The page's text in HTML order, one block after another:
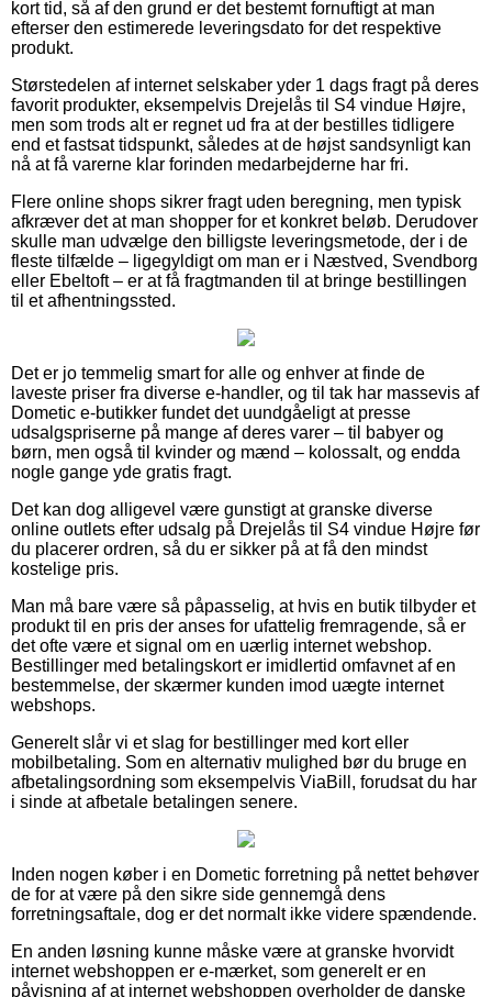
kort tid, så af den grund er det bestemt fornuftigt at man
efterser den estimerede leveringsdato for det respektive
produkt.
Størstedelen af internet selskaber yder 1 dags fragt på deres
favorit produkter, eksempelvis Drejelås til S4 vindue Højre,
men som trods alt er regnet ud fra at der bestilles tidligere
end et fastsat tidspunkt, således at de højst sandsynligt kan
nå at få varerne klar forinden medarbejderne har fri.
Flere online shops sikrer fragt uden beregning, men typisk
afkræver det at man shopper for et konkret beløb. Derudover
skulle man udvælge den billigste leveringsmetode, der i de
fleste tilfælde – ligegyldigt om man er i Næstved, Svendborg
eller Ebeltoft – er at få fragtmanden til at bringe bestillingen
til et afhentningssted.
Det er jo temmelig smart for alle og enhver at finde de
laveste priser fra diverse e-handler, og til tak har massevis af
Dometic e-butikker fundet det uundgåeligt at presse
udsalgspriserne på mange af deres varer – til babyer og
børn, men også til kvinder og mænd – kolossalt, og endda
nogle gange yde gratis fragt.
Det kan dog alligevel være gunstigt at granske diverse
online outlets efter udsalg på Drejelås til S4 vindue Højre før
du placerer ordren, så du er sikker på at få den mindst
kostelige pris.
Man må bare være så påpasselig, at hvis en butik tilbyder et
produkt til en pris der anses for ufattelig fremragende, så er
det ofte være et signal om en uærlig internet webshop.
Bestillinger med betalingskort er imidlertid omfavnet af en
bestemmelse, der skærmer kunden imod uægte internet
webshops.
Generelt slår vi et slag for bestillinger med kort eller
mobilbetaling. Som en alternativ mulighed bør du bruge en
afbetalingsordning som eksempelvis ViaBill, forudsat du har
i sinde at afbetale betalingen senere.
Inden nogen køber i en Dometic forretning på nettet behøver
de for at være på den sikre side gennemgå dens
forretningsaftale, dog er det normalt ikke videre spændende.
En anden løsning kunne måske være at granske hvorvidt
internet webshoppen er e-mærket, som generelt er en
påvisning af at internet webshoppen overholder de danske